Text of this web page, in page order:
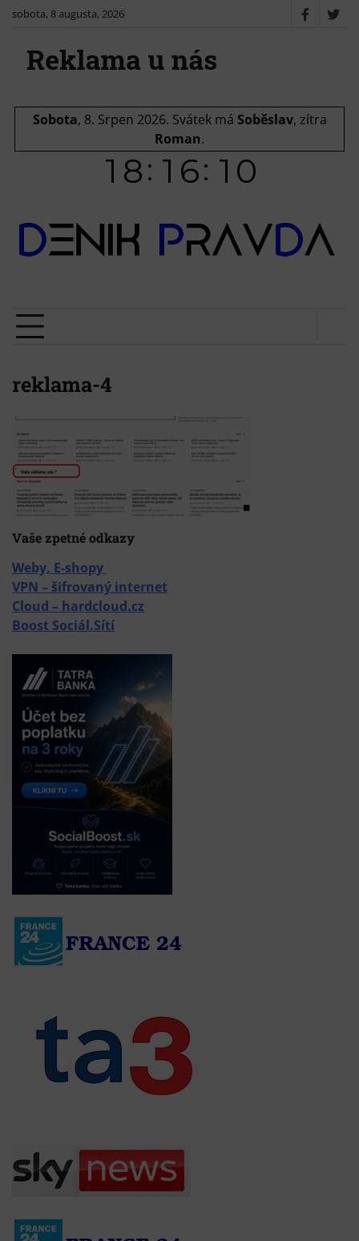
Skip
content
sobota, 8 augusta, 2026
X
Sobota, 8. Srpen 2026. Svátek má Soběslav, zítra
Roman.
reklama-4
Vaše zpetné odkazy
Weby, E-shopy
VPN – šifrovaný internet
Cloud – hardcloud.cz
Boost Sociál.Sítí